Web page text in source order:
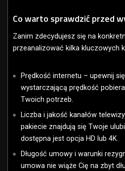
Co warto sprawdzić przed
Zanim zdecydujesz się na
przeanalizować kilka kluczowych
Prędkość internetu – upewnij
wystarczającą prędkość
Twoich potrzeb.
Liczba i jakość kanałów
pakiecie znajdują się Twoje
dostępna jest opcja HD lub 4K.
Długość umowy i warunki
umowa nie wiąże Cię na zbyt